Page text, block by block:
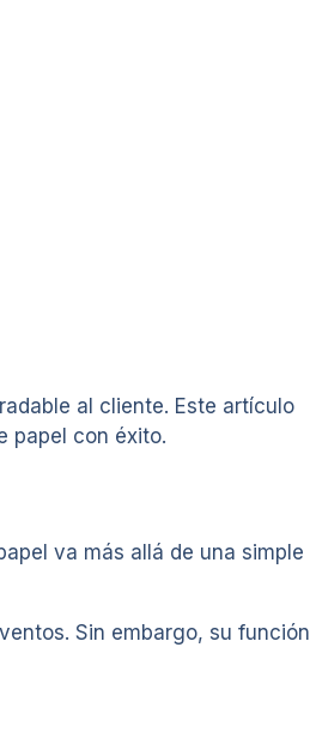
al cliente. Este artículo
papel con éxito.
va más allá de una simple
Sin embargo, su función